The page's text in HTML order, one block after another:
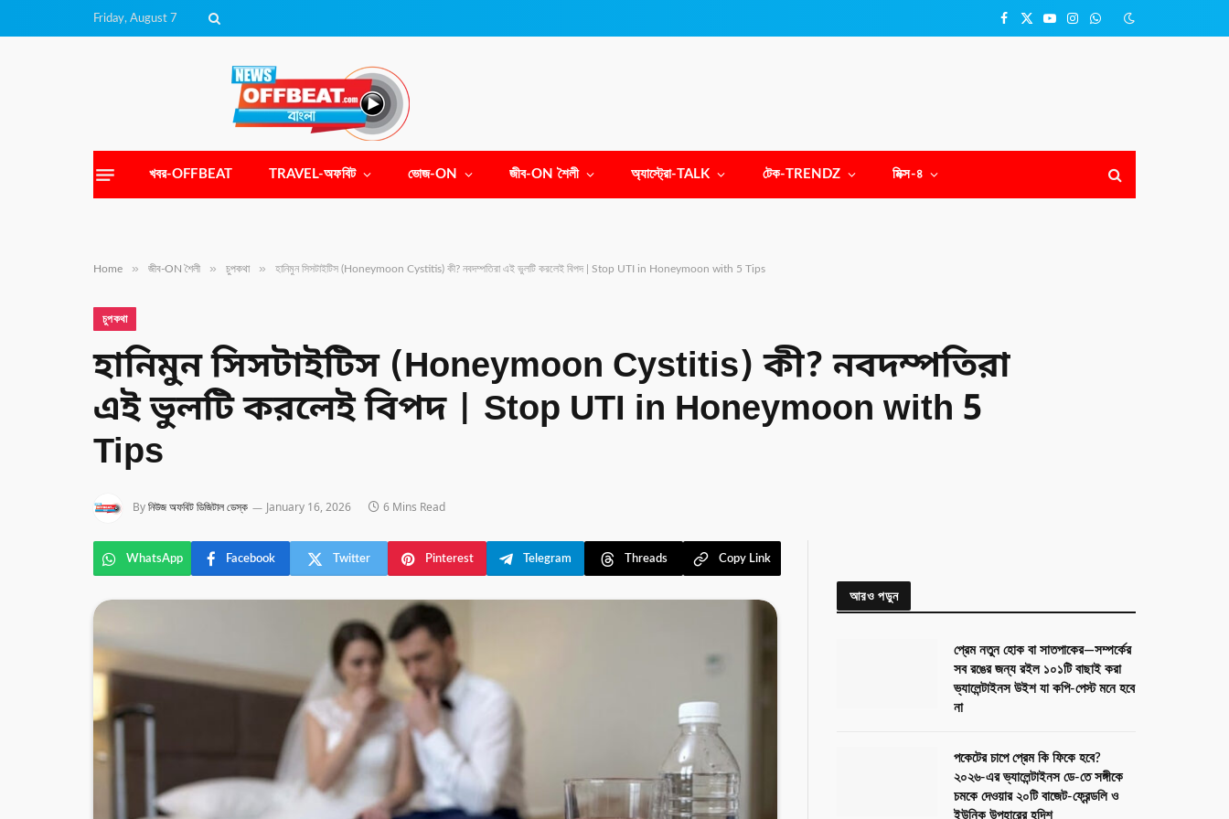
Friday, August 7
Facebook
X
YouTubeInstagram
WhatsApp
খবর-OFFBEAT TRAVEL-অফবিট ভোজ-ON জীব-ON শৈলী অ্যাস্ট্রো-TALK টেক-TRENDZ মিক্স-৪
Home » জীব-ON শৈলী » চুপকথা » হানিমুন সিসটাইটিস (Honeymoon Cystitis) কী? নবদম্পতিরা এই ভুলটি করলেই বিপদ | Stop UTI in Honeymoon with 5 Tips
চুপকথা
হানিমুন সিসটাইটিস (Honeymoon Cystitis) কী? নবদম্পতিরা
এই ভুলটি করলেই বিপদ | Stop UTI in Honeymoon with 5
Tips
Byনিউজ অফবিট ডিজিটাল ডেস্ক January 16, 2026 6 Mins Read
WhatsApp Facebook Twitter Pinterest Telegram Threads Copy Link
আরও পড়ুন
প্রেম নতুন হোক বা সাতপাকের—সম্পর্কের
সব রঙের জন্য রইল ১০১টি বাছাই করা
ভ্যালেন্টাইনস উইশ যা কপি-পেস্ট মনে হবে
না
পকেটের চাপে প্রেম কি ফিকে হবে?
২০২৬-এর ভ্যালেন্টাইনস ডে-তে সঙ্গীকে
চমকে দেওয়ার ২০টি বাজেট-ফ্রেন্ডলি ও
ইউনিক উপহারের হদিশ